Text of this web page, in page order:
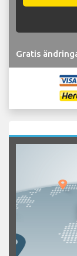
Gratis